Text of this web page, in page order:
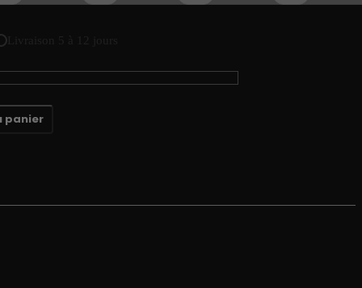
Livraison 5 à 12 jours
panier